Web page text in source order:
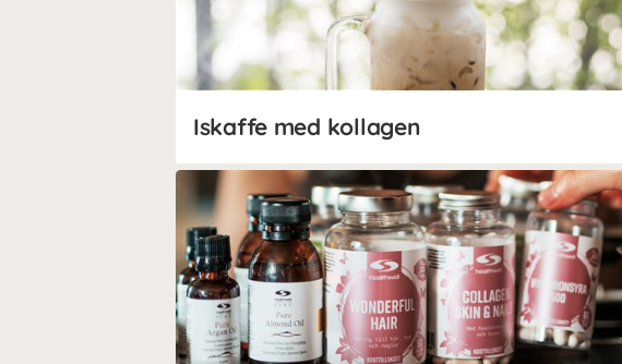
Iskaffe med kollagen